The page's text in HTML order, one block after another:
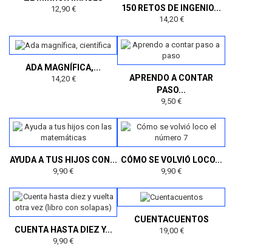
12,90 € 150 RETOS DE INGENIO...
14,20 €
ADA MAGNÍFICA,...
14,20 €
APRENDO A CONTAR
PASO...
9,50 €
AYUDA A TUS HIJOS CON...
9,90 €
CÓMO SE VOLVIÓ LOCO...
9,90 €
CUENTA HASTA DIEZ Y...
9,90 €
CUENTACUENTOS
19,00 €